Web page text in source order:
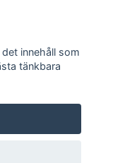
innehåll som
tänkbara